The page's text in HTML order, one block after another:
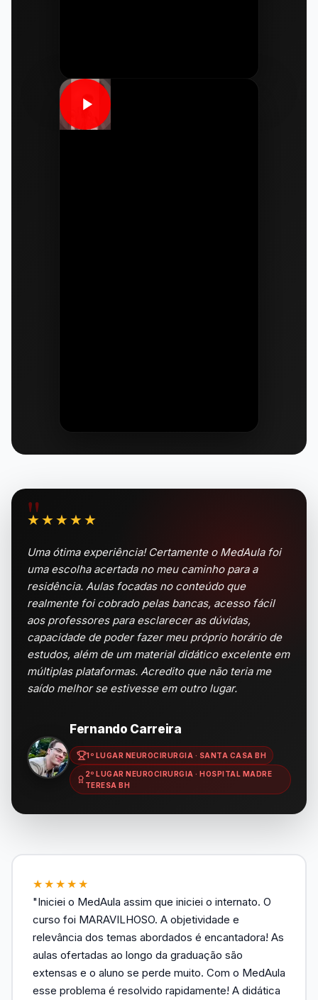
"
★★★★★
Uma ótima experiência! Certamente o MedAula foi
uma escolha acertada no meu caminho para a
residência. Aulas focadas no conteúdo que
realmente foi cobrado pelas bancas, acesso fácil
aos professores para esclarecer as dúvidas,
capacidade de poder fazer meu próprio horário de
estudos, além de um material didático excelente em
múltiplas plataformas. Acredito que não teria me
saído melhor se estivesse em outro lugar.
Fernando Carreira
1º LUGAR NEUROCIRURGIA · SANTA CASA BH
2º LUGAR NEUROCIRURGIA · HOSPITAL MADRE
TERESA BH
★★★★★
"Iniciei o MedAula assim que iniciei o internato. O
curso foi MARAVILHOSO. A objetividade e
relevância dos temas abordados é encantadora! As
aulas ofertadas ao longo da graduação são
extensas e o aluno se perde muito. Com o MedAula
esse problema é resolvido rapidamente! A didática